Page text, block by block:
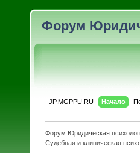
Форум
JP.MGPPU.RU Начало
Форум Юридическая
Судебная и клиническая